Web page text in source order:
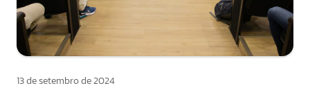
13 de setembro de 2024